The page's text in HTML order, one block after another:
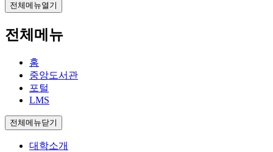
전체메뉴열기
전체메뉴
홈
중앙도서관
포털
LMS
전체메뉴닫기
대학소개